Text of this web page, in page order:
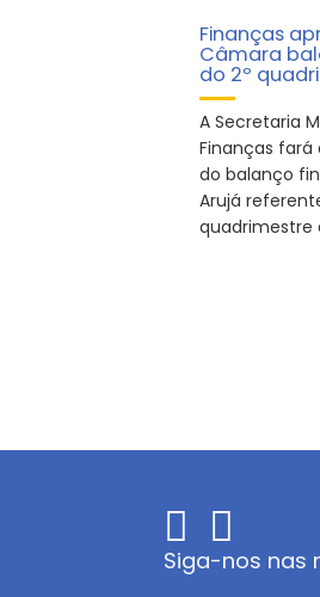
Finanças
Câmara
do 2º
A Secretaria
Finanças
do balanço
Arujá
quadrimestre
Siga-nos nas